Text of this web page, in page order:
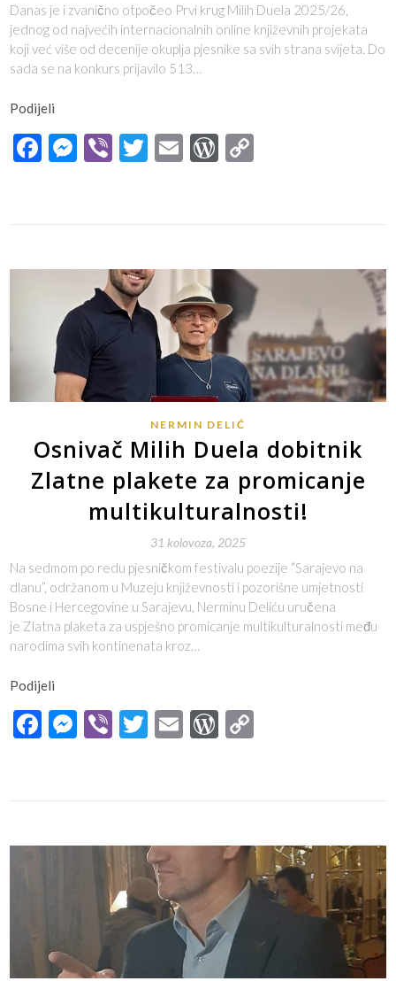
Danas je i zvanično otpočeo Prvi krug Milih Duela 2025/26,
jednog od najvećih internacionalnih online književnih projekata
koji već više od decenije okuplja pjesnike sa svih strana svijeta. Do
sada se na konkurs prijavilo 513…
Podijeli
Facebook
Messenger
ViberTwitter
EmailWordPress
NERMIN DELIĆ
Osnivač Milih Duela dobitnik
Zlatne plakete za promicanje
multikulturalnosti!
31 kolovoza, 2025
Na sedmom po redu pjesničkom festivalu poezije “Sarajevo na
dlanu”, održanom u Muzeju književnosti i pozorišne umjetnosti
Bosne i Hercegovine u Sarajevu, Nerminu Deliću uručena
je Zlatna plaketa za uspješno promicanje multikulturalnosti među
narodima svih kontinenata kroz…
Podijeli
Facebook
Messenger
ViberTwitter
EmailWordPress